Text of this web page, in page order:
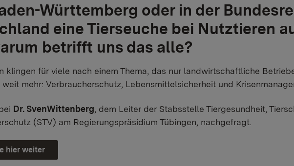
Württemberg oder in der
eine Tierseuche bei Nutztieren
betrifft uns das alle?
klingen für viele nach einem Thema, das nur landwirtschaftliche
mehr: Verbraucherschutz, Lebensmittelsicherheit und
Dr. SvenWittenberg, dem Leiter der Stabsstelle Tiergesundheit,
(STV) am Regierungspräsidium Tübingen, nachgefragt.
hier weiter